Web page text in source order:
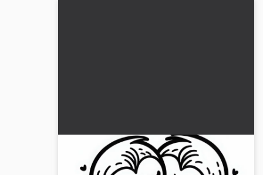
Korte svansad apan kramar om
varandra – färgläggningssida gratis